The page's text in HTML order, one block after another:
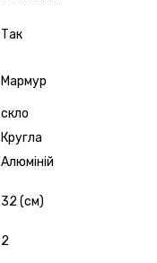
Так
Мармур
скло
Кругла
Алюміній
32 (см)
2